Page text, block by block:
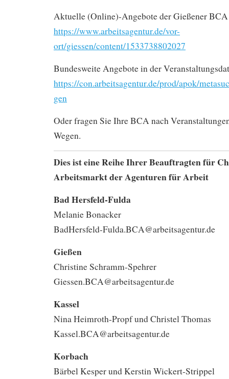
Aktuelle (Online)-Angebote der Gießener
https://www.arbeitsagentur.de/vor-
ort/giessen/content/1533738802027
Bundesweite Angebote in der
https://con.arbeitsagentur.de/prod/apok/
gen
Oder fragen Sie Ihre BCA nach
Wegen.
Dies ist eine Reihe Ihrer Beauftragten für
Arbeitsmarkt der Agenturen für Arbeit
Bad Hersfeld-Fulda
Melanie Bonacker
BadHersfeld-Fulda.BCA@arbeitsagentur.de
Gießen
Christine Schramm-Spehrer
Giessen.BCA@arbeitsagentur.de
Kassel
Nina Heimroth-Propf und Christel Thomas
Kassel.BCA@arbeitsagentur.de
Korbach
Bärbel Kesper und Kerstin Wickert-Strippel